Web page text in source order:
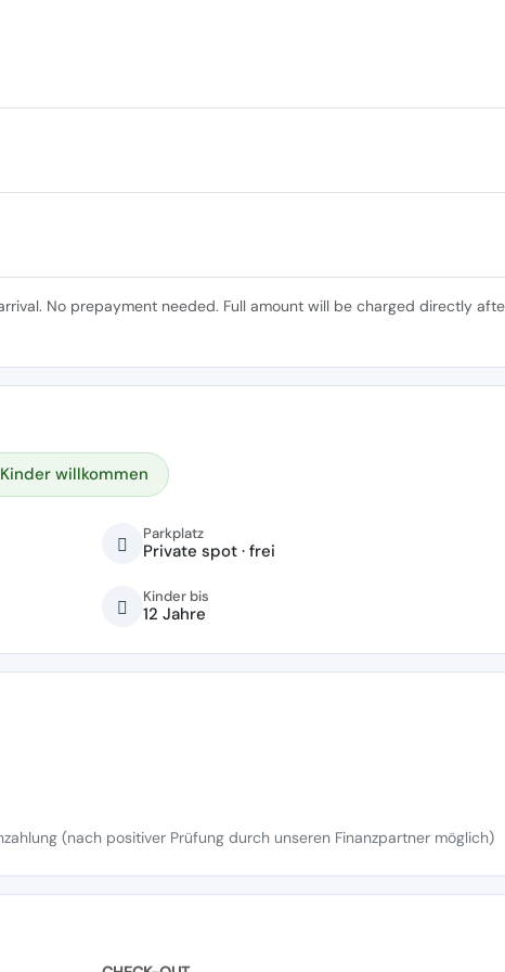
No prepayment needed. Full amount will be charged directly
Kinder willkommen
Parkplatz
Private spot · frei
Kinder bis
12 Jahre
(nach positiver Prüfung durch unseren Finanzpartner möglich)